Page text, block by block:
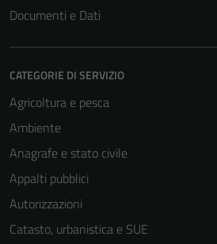
Documenti e Dati
CATEGORIE DI SERVIZIO
Agricoltura e pesca
Ambiente
Anagrafe e stato civile
Appalti pubblici
Autorizzazioni
Catasto, urbanistica e SUE